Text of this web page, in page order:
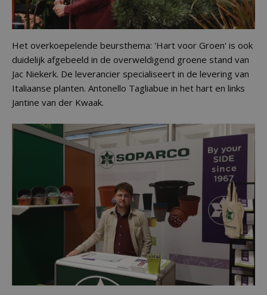
Het overkoepelende beursthema: 'Hart voor Groen' is ook
duidelijk afgebeeld in de overweldigend groene stand van
Jac Niekerk. De leverancier specialiseert in de levering van
Italiaanse planten. Antonello Tagliabue in het hart en links
Jantine van der Kwaak.